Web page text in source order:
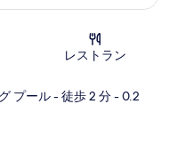
レストラン
プール- 徒歩 2 分- 0.2